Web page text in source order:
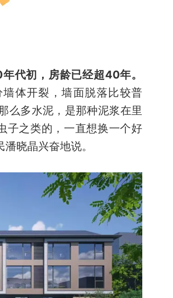
代初，房龄已经超40年。
体开裂，墙面脱落比较普
么多水泥，是那种泥浆在里
子之类的，一直想换一个好
晓晶兴奋地说。